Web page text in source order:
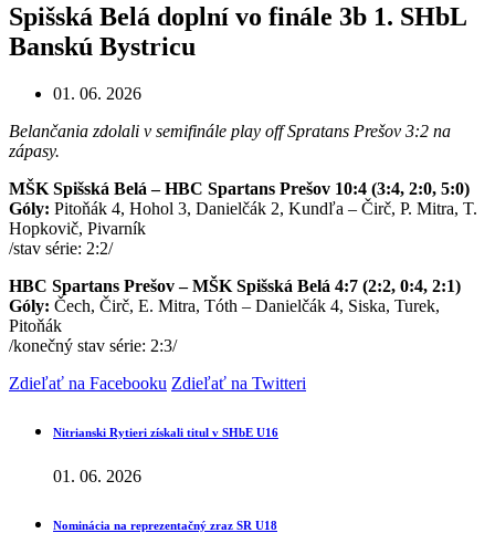
Spišská Belá doplní vo finále 3b 1. SHbL
Banskú Bystricu
01. 06. 2026
Belančania zdolali v semifinále play off Spratans Prešov 3:2 na
zápasy.
MŠK Spišská Belá – HBC Spartans Prešov 10:4 (3:4, 2:0, 5:0)
Góly: Pitoňák 4, Hohol 3, Danielčák 2, Kundľa – Čirč, P. Mitra, T.
Hopkovič, Pivarník
/stav série: 2:2/
HBC Spartans Prešov – MŠK Spišská Belá 4:7 (2:2, 0:4, 2:1)
Góly: Čech, Čirč, E. Mitra, Tóth – Danielčák 4, Siska, Turek,
Pitoňák
/konečný stav série: 2:3/
Zdieľať na Facebooku Zdieľať na Twitteri
Nitrianski Rytieri získali titul v SHbE U16
01. 06. 2026
Nominácia na reprezentačný zraz SR U18